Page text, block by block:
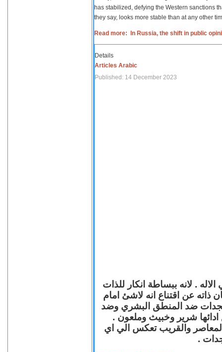
has stabilized, defying the Western sanctions
they say, looks more stable than at any other
Read more: In Russia, the shift in public
Details
Articles Arabic
Published: 14 December 2023
. لانه ببساطة انكار للذات
ذاته عن اقتناع انه لاشئ امام
ضد المنطق البشري وضد
ادائها شرير وخبيث وملعون .
المعاصر والقريب تعكس الي اي
.